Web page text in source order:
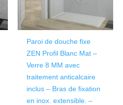
peuvent
Paroi de douche fixe
ZEN Profil Blanc Mat –
Verre 8 MM avec
traitement anticalcaire
inclus – Bras de fixation
en inox. extensible. –